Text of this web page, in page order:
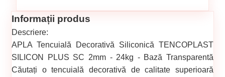
Informații produs
Descriere:
APLA Tencuială Decorativă Siliconică TENCOPLAST
SILICON PLUS SC 2mm - 24kg - Bază Transparentă
Căutați o tencuială decorativă de calitate superioară